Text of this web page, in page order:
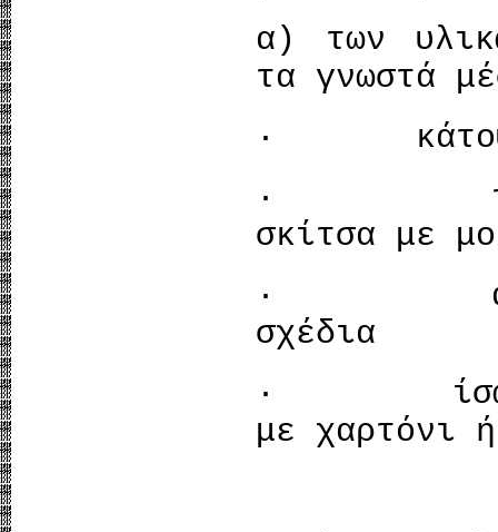
α) των
τα γνωστά
·
·
σκίτσα με
·
σχέδια
· ίσως
με χαρτόνι